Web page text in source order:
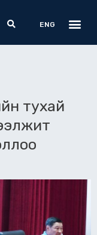
Search
ENG
тухай